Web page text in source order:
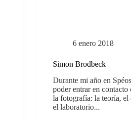
6 enero 2018
Simon Brodbeck
Durante mi año en
poder entrar en contacto
la fotografía: la teoría,
el laboratorio...